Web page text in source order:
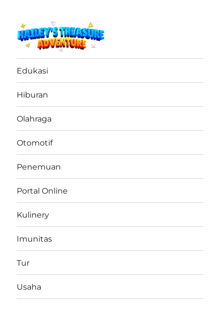
haileystreasureadventure.net
Edukasi
Hiburan
Olahraga
Otomotif
Penemuan
Portal Online
Kulinery
Imunitas
Tur
Usaha